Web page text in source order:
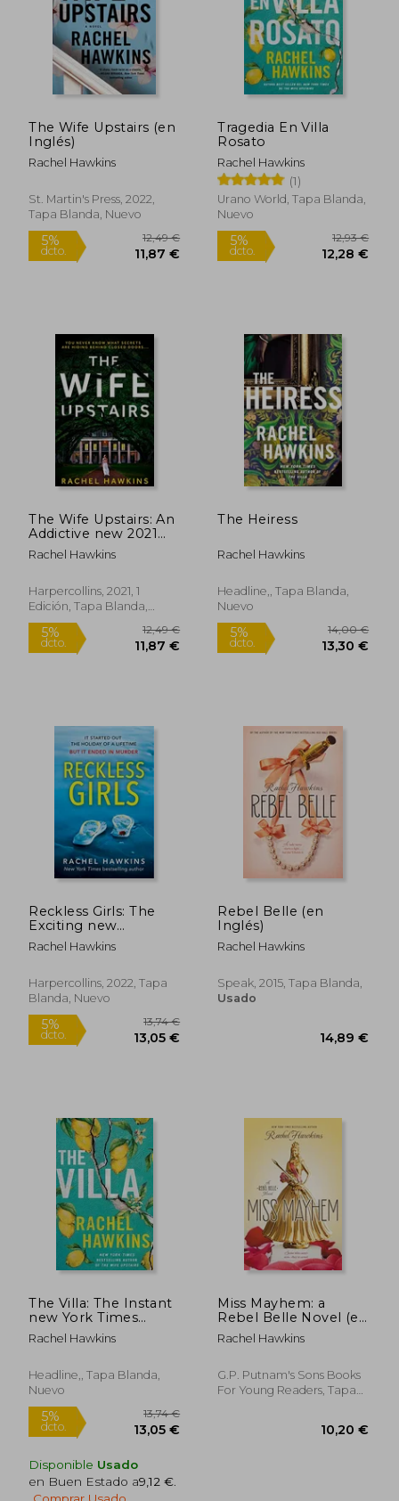
The Wife Upstairs (en
Inglés)
Rachel Hawkins
St. Martin's Press, 2022,
Tapa Blanda, Nuevo
5%
dcto.
Tragedia En Villa
Rosato
Rachel Hawkins
(1)
Urano World, Tapa Blanda,
Nuevo
5%
dcto.
The Wife Upstairs: An
Addictive new 2021
Psychological Crime
Thriller With a Twist -
Bestseller! (en Inglés)
Rachel Hawkins
Harpercollins, 2021, 1
Edición, Tapa Blanda,
Nuevo
11,87 €
The Heiress
Rachel Hawkins
Headline,, Tapa Blanda,
Nuevo
Reckless Girls: The
Exciting new
Psychological Crime
Suspense Thriller and
Bestseller! (en Inglés)
Rachel Hawkins
Harpercollins, 2022, Tapa
Blanda, Nuevo
5%
dcto.
Rebel Belle (en
Inglés)
Rachel Hawkins
Speak, 2015, Tapa Blanda,
Usado
The Villa: The Instant
new York Times
Bestseller
Rachel Hawkins
Headline,, Tapa Blanda,
Nuevo
Disponible Usado
en Buen Estado a9,12 €
Comprar Usado
Miss Mayhem: a
Rebel Belle Novel (en
Inglés)
Rachel Hawkins
G.P. Putnam's Sons Books
For Young Readers, Tapa